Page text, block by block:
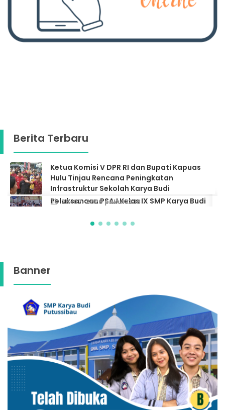
Berita Terbaru
Pelaksanaan PSAJ Kelas IX SMP Karya Budi
Putussibau Berjalan Dengan Lancar
26-05-2026 pukul 09:28
Banner